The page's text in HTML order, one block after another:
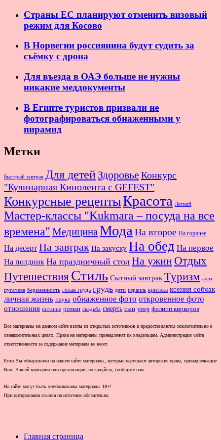
Страны ЕС планируют отменить визовый
режим для Косово
В Норвегии россиянина будут судить за
съёмку с дрона
Для въезда в ОАЭ больше не нужны
никакие меддокументы
В Египте туристов призвали не
фотографироваться обнаженными у
пирамид
Метки
Быстрый завтрак Для детей Здоровье Конкурс
"Кулинарная Кинолента с GEFEST"
Конкурсные рецептыКрасота Легкий
Мастер-классы "Kukmara – посуда на все
времена" Медицина Мода На второе На горячее
На десерт На завтрак На закуску На обед На первое
На полдник На праздничный стол На ужин Отдых
Путешествия Стиль Сытный завтрак Туризм алла
пугачева беременность голая грудь грудь дети израиль критика ксения собчак
личная жизнь наука обнаженное фото откровенное фото
отношения питание роман свадьба смерть сын умер филипп киркоров
Все материалы на данном сайте взяты из открытых источников и предоставляются исключительно в
ознакомительных целях. Права на материалы принадлежат их владельцам. Администрация сайта
ответственности за содержание материала не несет.
Если Вы обнаружили на нашем сайте материалы, которые нарушают авторские права, принадлежащие
Вам, Вашей компании или организации, пожалуйста, сообщите нам.
На сайте могут быть опубликованы материалы 18+!
При цитировании ссылка на источник обязательна.
Главная страница